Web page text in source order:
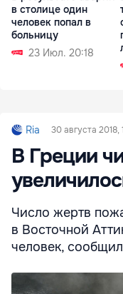
в столице один
человек попал в
больницу
23 Июл. 20:18
Ria 30 августа 2018,
В Греции
Число жертв
в Восточной
человек,